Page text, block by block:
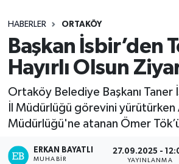
HABERLER ORTAKÖY
Başkan İsbir’den
Hayırlı Olsun
Ortaköy Belediye Başkanı Taner
İl Müdürlüğü görevini yürütürken
Müdürlüğü'ne atanan Ömer
ERKAN BAYATLI
MUHABIR
27.09.2025 -
YAYINLANMA